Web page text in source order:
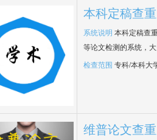
本科定稿查
系统说明 本科定稿查
等论文检测的系统，
检查范围 专科/本科大
维普论文查